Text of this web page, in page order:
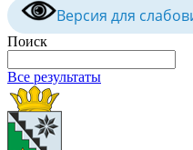
Версия для
Поиск
Все результаты